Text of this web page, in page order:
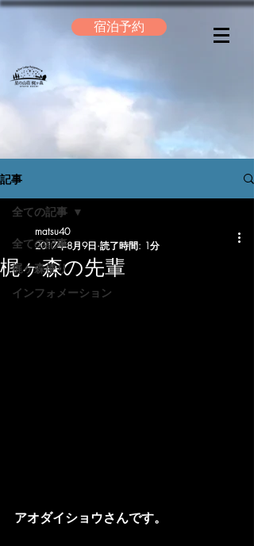
宿泊予約
記事
全ての記事
梶ヶ森便り
インフォメーション
全ての記事
梶ヶ森の先輩
matsu40
2017年8月9日 読了時間: 1分
アオダイショウさんです。